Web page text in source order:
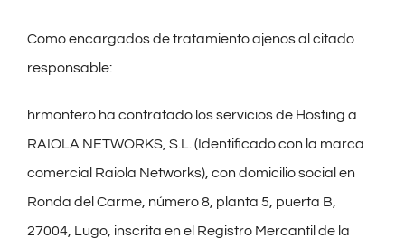
Como encargados de tratamiento ajenos al citado
responsable:
hrmontero ha contratado los servicios de Hosting a
RAIOLA NETWORKS, S.L. (Identificado con la marca
comercial Raiola Networks), con domicilio social en
Ronda del Carme, número 8, planta 5, puerta B,
27004, Lugo, inscrita en el Registro Mercantil de la